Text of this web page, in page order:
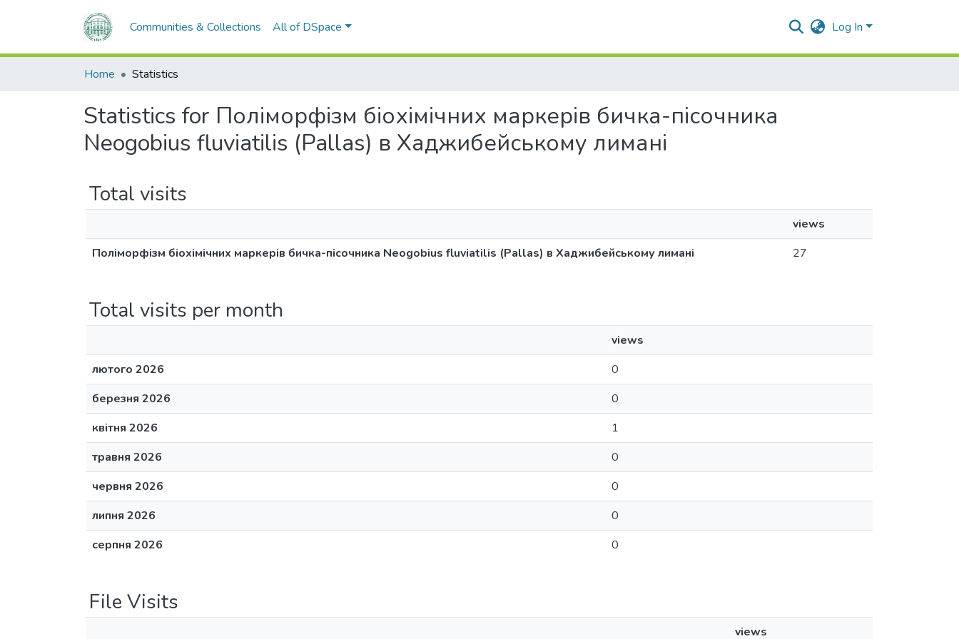
Communities & Collections All of DSpace Log In
Home Statistics
Statistics for Поліморфізм біохімічних маркерів бичка-пісочника
Neogobius fluviatilis (Pallas) в Хаджибейському лимані
Total visits
views
Поліморфізм біохімічних маркерів бичка-пісочника Neogobius fluviatilis (Pallas) в Хаджибейському лимані
27
Total visits per month
views
лютого 2026
0
березня 2026
0
квітня 2026
1
травня 2026
0
червня 2026
0
липня 2026
0
серпня 2026
0
File Visits
views